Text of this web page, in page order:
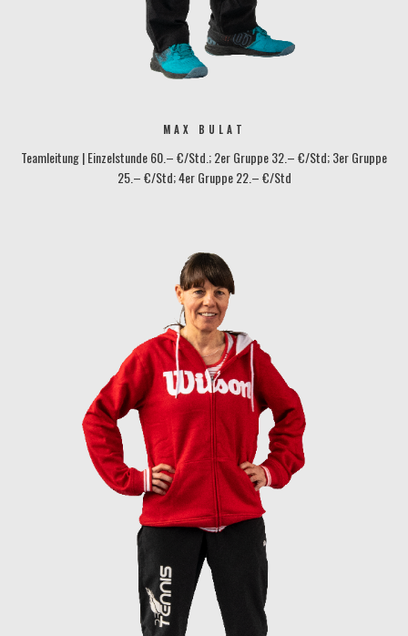
MAX BULAT
Teamleitung | Einzelstunde 60.– €/Std.; 2er Gruppe 32.– €/Std; 3er Gruppe
25.– €/Std; 4er Gruppe 22.– €/Std
protennis@tennisbase-konstanz.de